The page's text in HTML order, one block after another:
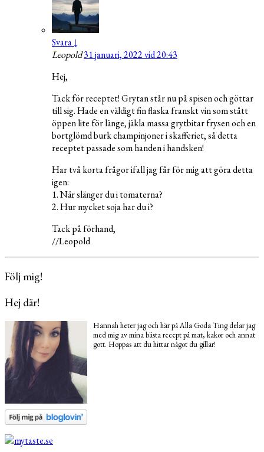
Svara↓
Leopold31 januari, 2022 vid 20:43
Hej,
Tack för receptet! Grytan står nu på spisen och göttar
till sig. Hade en väldigt fin flaska franskt vin som stått
öppen lite för länge, jäkla massa grytbitar frysen och en
bortglömd burk champinjoner i skafferiet, så detta
receptet passade som handen i handsken!
Har två korta frågor ifall jag får för mig att göra detta
igen:
1. När slänger du i tomaterna?
2. Hur mycket soja har du i?
Tack på förhand,
//Leopold
Följ mig!
Hej där!
Hannah heter jag och här på Alla Goda Ting delar jag
med mig av mina bästa recept på mat, kakor och annat
gott. Hoppas att du hittar något du gillar!